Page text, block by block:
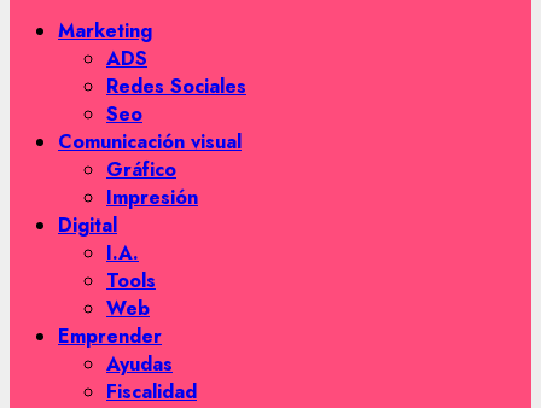
Marketing
ADS
Redes Sociales
Seo
Comunicación visual
Gráfico
Impresión
Digital
I.A.
Tools
Web
Emprender
Ayudas
Fiscalidad